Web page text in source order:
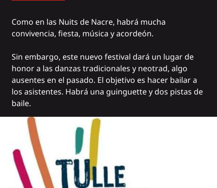
Como en las Nuits de Nacre, habrá mucha
convivencia, fiesta, música y acordeón.
Sin embargo, este nuevo festival dará un lugar de
honor a las danzas tradicionales y neotrad, algo
ausentes en el pasado. El objetivo es hacer bailar a
los asistentes. Habrá una guinguette y dos pistas de
baile.